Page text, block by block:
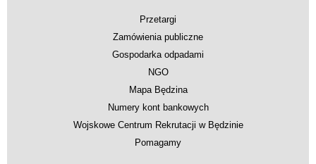
Przetargi
Zamówienia publiczne
Gospodarka odpadami
NGO
Mapa Będzina
Numery kont bankowych
Wojskowe Centrum Rekrutacji w Będzinie
Pomagamy